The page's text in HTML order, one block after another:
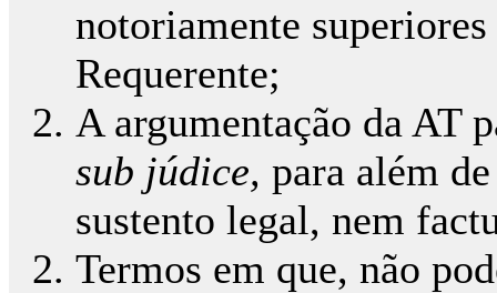
notoriamente
Requerente;
A argumentação da AT
sub júdice, para além
sustento legal, nem
Termos em que, não